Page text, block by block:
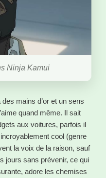
Ninja Kamui
mains d’or et un sens
quand même. Il sait
aux voitures, parfois il
cool (genre
la voix de la raison, sauf
jours sans prévenir, ce qui
adore les chemises